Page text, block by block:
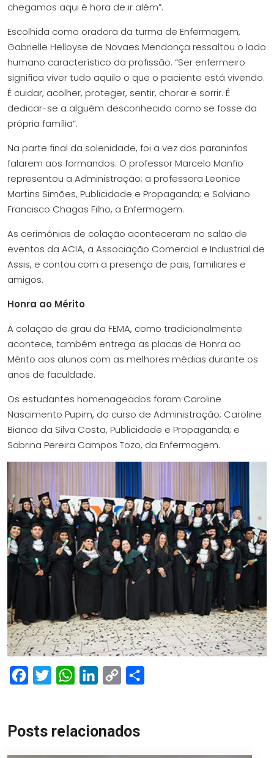
chegamos aqui é hora de ir além”.
Escolhida como oradora da turma de Enfermagem,
Gabrielle Helloyse de Novaes Mendonça ressaltou o lado
humano característico da profissão. “Ser enfermeiro
significa viver tudo aquilo o que o paciente está vivendo.
É cuidar, acolher, proteger, sentir, chorar e sorrir. É
dedicar-se a alguém desconhecido como se fosse da
própria família”.
Na parte final da solenidade, foi a vez dos paraninfos
falarem aos formandos. O professor Marcelo Manfio
representou a Administração; a professora Leonice
Martins Simões, Publicidade e Propaganda; e Salviano
Francisco Chagas Filho, a Enfermagem.
As cerimônias de colação aconteceram no salão de
eventos da ACIA, a Associação Comercial e Industrial de
Assis, e contou com a presença de pais, familiares e
amigos.
Honra ao Mérito
A colação de grau da FEMA, como tradicionalmente
acontece, também entrega as placas de Honra ao
Mérito aos alunos com as melhores médias durante os
anos de faculdade.
Os estudantes homenageados foram Caroline
Nascimento Pupim, do curso de Administração; Caroline
Bianca da Silva Costa, Publicidade e Propaganda; e
Sabrina Pereira Campos Tozo, da Enfermagem.
FacebookTwitterWhatsAppLinkedIn
Copy
Posts relacionados